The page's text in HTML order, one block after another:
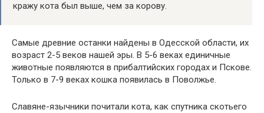
кражу кота был выше, чем за корову.
Самые древние останки найдены в Одесской области, их
возраст 2-5 веков нашей эры. В 5-6 веках единичные
животные появляются в прибалтийских городах и Пскове.
Только в 7-9 веках кошка появилась в Поволжье.
Славяне-язычники почитали кота, как спутника скотьего